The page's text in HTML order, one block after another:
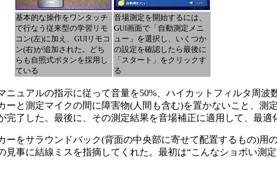
基本的な操作をワンタッチ
で行なう従来型の学習リモ
コン(左)に加え、GUIリモコ
ン(右)が追加された。どち
らも自照式ボタンを採用し
ている
音場測定を開始するには、
GUI画面で「自動測定メニ
ュー」を選択し、いくつか
の設定を確認したら最後に
「スタート」をクリックす
る
ュアルの指示に従って音量を50%、ハイカットフィルタ周波
と測定マイクの間に障害物(人間も含む)を置かないこと、測
了した。最後に、その測定結果を音場補正に適用して、最適
をサラウンドバック(背面の中央部に寄せて配置するもの)用
事に結線ミスを指摘してくれた。最初は“こんなショボい測